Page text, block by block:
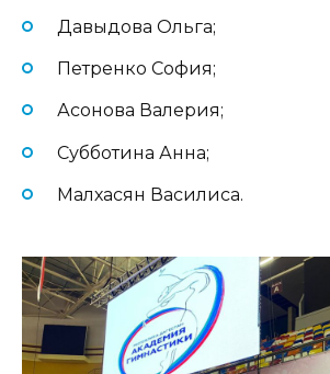
Давыдова Ольга;
Петренко София;
Асонова Валерия;
Субботина Анна;
Малхасян Василиса.